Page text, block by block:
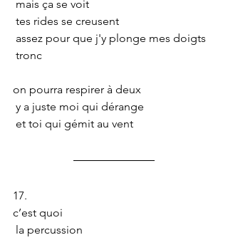
mais ça se voit
tes rides se creusent
assez pour que j'y plonge mes doigts
tronc
on pourra respirer à deux
y a juste moi qui dérange
et toi qui gémit au vent
17.
c’est quoi
la percussion